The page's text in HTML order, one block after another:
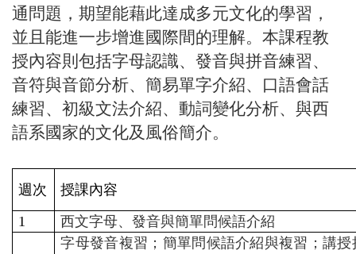
通問題，期望能藉此達成多元文化的學習，
並且能進一步增進國際間的理解。本課程教
授內容則包括字母認識、發音與拼音練習、
音符與音節分析、簡易單字介紹、口語會話
練習、初級文法介紹、動詞變化分析、與西
語系國家的文化及風俗簡介。
週次
授課內容
1
西文字母、發音與簡單問候語介紹
字母發音複習；簡單問候語介紹與複習；講授